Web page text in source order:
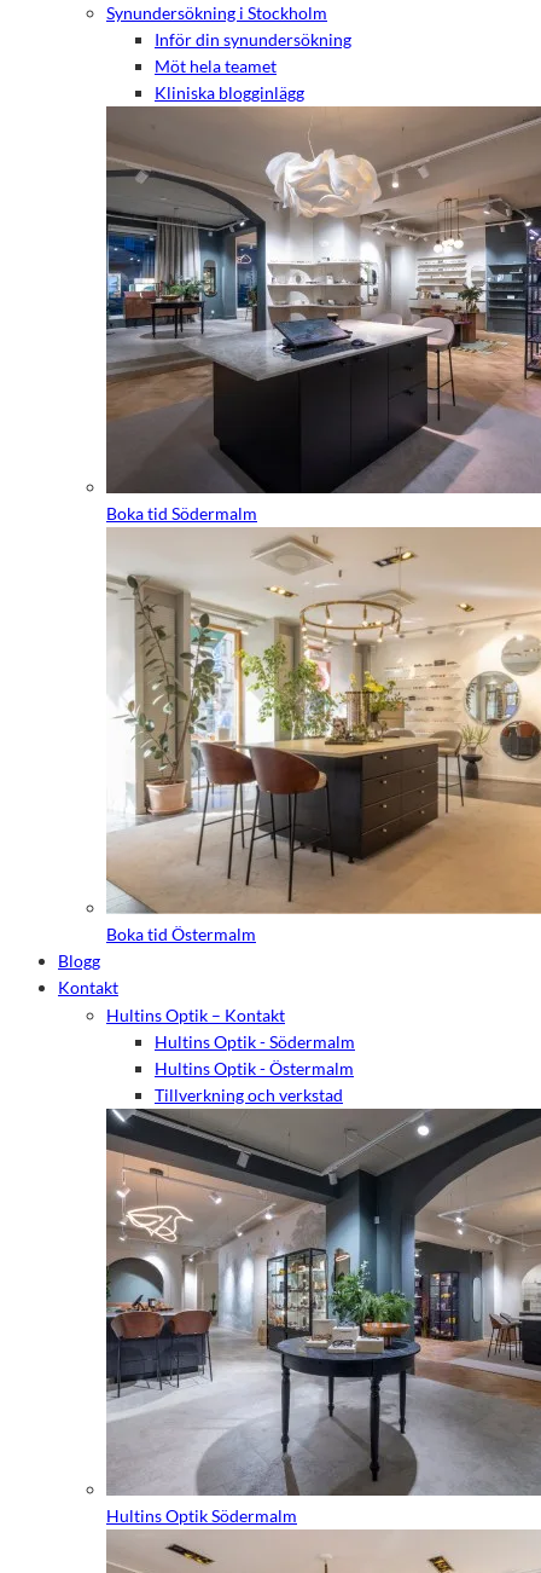
Synundersökning i Stockholm
Inför din synundersökning
Möt hela teamet
Kliniska blogginlägg
Boka tid Södermalm
Boka tid Östermalm
Blogg
Kontakt
Hultins Optik – Kontakt
Hultins Optik - Södermalm
Hultins Optik - Östermalm
Tillverkning och verkstad
Hultins Optik Södermalm